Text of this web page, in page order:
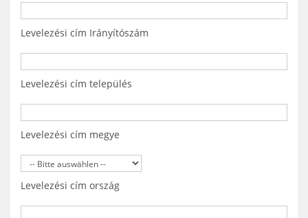
Levelezési cím Irányítószám
Levelezési cím település
Levelezési cím megye
Levelezési cím ország